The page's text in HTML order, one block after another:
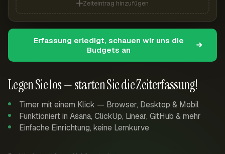
Legen Sie los — starten Sie die Zeiterfassung!
Timer mit einem Klick — Browser, Desktop & Mobil
Funktioniert in Asana, ClickUp, Linear, GitHub & mehr
Einfache Einrichtung, keine Lernkurve
Zeiteintrag hinzufügen
Erfassung erledigt, schauen wir uns die
Budgets an